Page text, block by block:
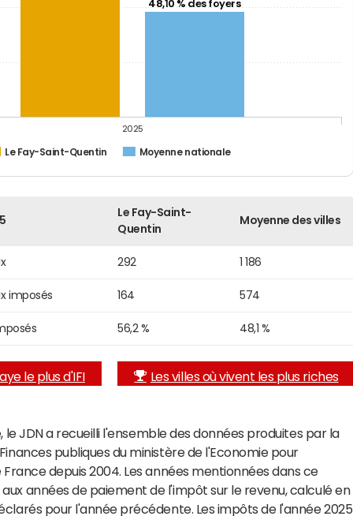
48,10 % des foyers
Le Fay-Saint-Quentin Moyenne nationale
2025
Le Fay-Saint-
Quentin
Moyenne des villes
292 1 186
imposés 164 574
56,2 % 48,1 %
le plus d'IFI Les villes où vivent les plus riches
le JDN a recueilli l'ensemble des données produites par la
publiques du ministère de l'Economie pour
France depuis 2004. Les années mentionnées dans ce
années de paiement de l'impôt sur le revenu, calculé en
pour l'année précédente. Les impôts de l'année 2025